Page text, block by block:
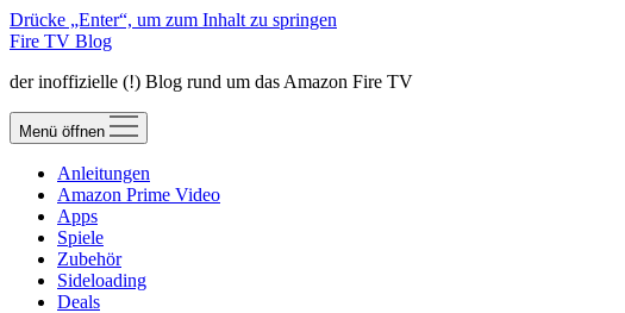
Drücke „Enter“, um zum Inhalt zu springen
Fire TV Blog
der inoffizielle (!) Blog rund um das Amazon Fire TV
Menü öffnen
Anleitungen
Amazon Prime Video
Apps
Spiele
Zubehör
Sideloading
Deals